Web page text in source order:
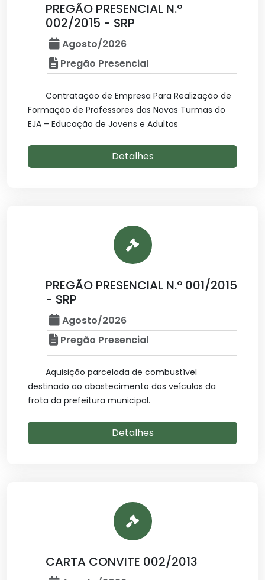
PREGÃO PRESENCIAL N.º
002/2015 - SRP
Agosto/2026
Pregão Presencial
Contratação de Empresa Para Realização de
Formação de Professores das Novas Turmas do
EJA – Educação de Jovens e Adultos
Detalhes
PREGÃO PRESENCIAL N.º 001/2015
- SRP
Agosto/2026
Pregão Presencial
Aquisição parcelada de combustível
destinado ao abastecimento dos veículos da
frota da prefeitura municipal.
Detalhes
CARTA CONVITE 002/2013